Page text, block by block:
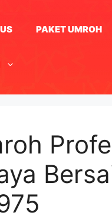
PAKET UMROH